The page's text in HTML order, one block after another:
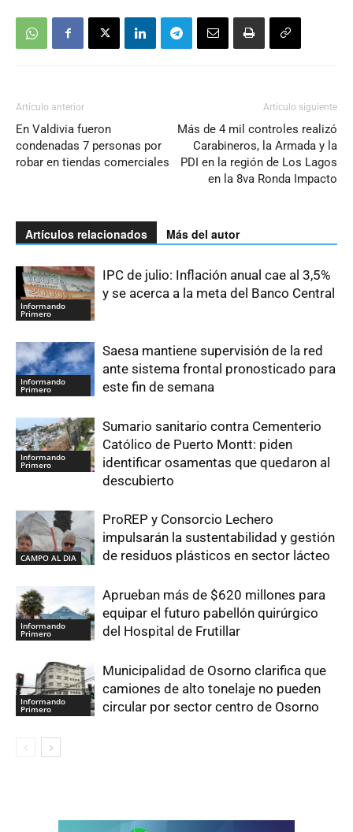
Artículo anterior
En Valdivia fueron
condenadas 7 personas por
robar en tiendas comerciales
Artículo siguiente
Más de 4 mil controles realizó
Carabineros, la Armada y la
PDI en la región de Los Lagos
en la 8va Ronda Impacto
Artículos relacionados Más del autor
Informando
Primero
IPC de julio: Inflación anual cae al 3,5%
y se acerca a la meta del Banco Central
Informando
Primero
Saesa mantiene supervisión de la red
ante sistema frontal pronosticado para
este fin de semana
Informando
Primero
Sumario sanitario contra Cementerio
Católico de Puerto Montt: piden
identificar osamentas que quedaron al
descubierto
CAMPO AL DIA
ProREP y Consorcio Lechero
impulsarán la sustentabilidad y gestión
de residuos plásticos en sector lácteo
Informando
Primero
Aprueban más de $620 millones para
equipar el futuro pabellón quirúrgico
del Hospital de Frutillar
Informando
Primero
Municipalidad de Osorno clarifica que
camiones de alto tonelaje no pueden
circular por sector centro de Osorno